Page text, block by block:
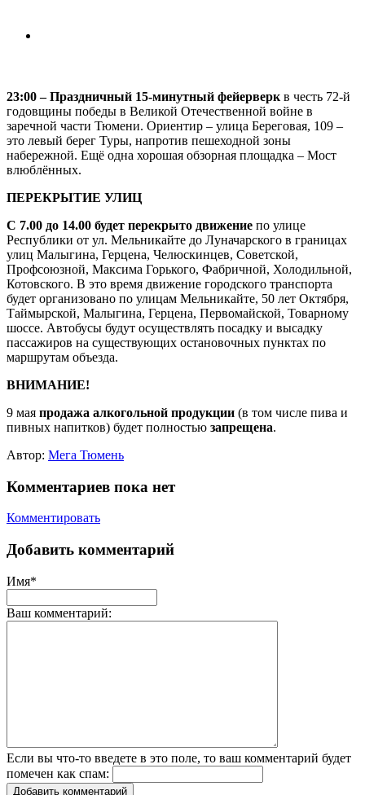
23:00 – Праздничный 15-минутный фейерверк в честь 72-й
годовщины победы в Великой Отечественной войне в
заречной части Тюмени. Ориентир – улица Береговая, 109 –
это левый берег Туры, напротив пешеходной зоны
набережной. Ещё одна хорошая обзорная площадка – Мост
влюблённых.
ПЕРЕКРЫТИЕ УЛИЦ
С 7.00 до 14.00 будет перекрыто движение по улице
Республики от ул. Мельникайте до Луначарского в границах
улиц Малыгина, Герцена, Челюскинцев, Советской,
Профсоюзной, Максима Горького, Фабричной, Холодильной,
Котовского. В это время движение городского транспорта
будет организовано по улицам Мельникайте, 50 лет Октября,
Таймырской, Малыгина, Герцена, Первомайской, Товарному
шоссе. Автобусы будут осуществлять посадку и высадку
пассажиров на существующих остановочных пунктах по
маршрутам объезда.
ВНИМАНИЕ!
9 мая продажа алкогольной продукции (в том числе пива и
пивных напитков) будет полностью запрещена.
Автор: Мега Тюмень
Комментариев пока нет
Комментировать
Добавить комментарий
Имя*
Ваш комментарий:
Если вы что-то введете в это поле, то ваш комментарий будет
помечен как спам:
Добавить комментарий